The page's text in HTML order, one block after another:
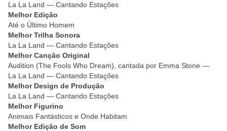
La La Land — Cantando Estações
Melhor Edição
Até o Último Homem
Melhor Trilha Sonora
La La Land — Cantando Estações
Melhor Canção Original
Audition (The Fools Who Dream), cantada por Emma Stone —
La La Land — Cantando Estações
Melhor Design de Produção
La La Land — Cantando Estações
Melhor Figurino
Animais Fantásticos e Onde Habitam
Melhor Edição de Som